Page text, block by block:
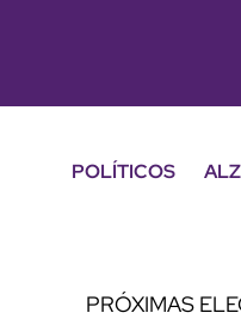
POLÍTICOS
PRÓXIMAS